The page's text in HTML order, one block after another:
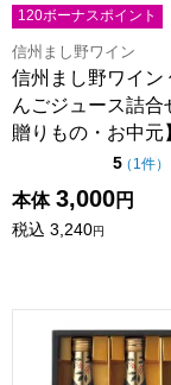
120ボーナスポイント
信州まし野ワイン
信州まし野ワイン
んごジュース詰合
贈りもの・お中
5点（5
（ 1件の
）
本体 3,000円
税込 3,240円
KEY プレミアム